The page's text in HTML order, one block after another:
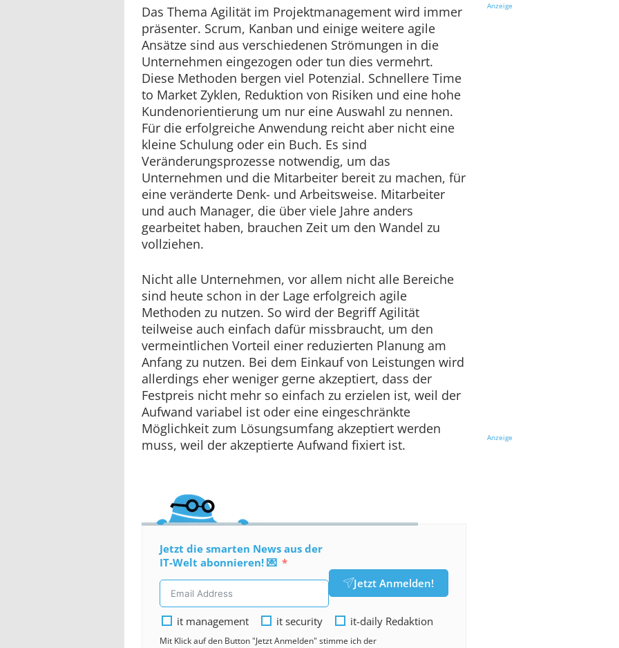
Das Thema Agilität im Projektmanagement wird immer
präsenter. Scrum, Kanban und einige weitere agile
Ansätze sind aus verschiedenen Strömungen in die
Unternehmen eingezogen oder tun dies vermehrt.
Diese Methoden bergen viel Potenzial. Schnellere Time
to Market Zyklen, Reduktion von Risiken und eine hohe
Kundenorientierung um nur eine Auswahl zu nennen.
Für die erfolgreiche Anwendung reicht aber nicht eine
kleine Schulung oder ein Buch. Es sind
Veränderungsprozesse notwendig, um das
Unternehmen und die Mitarbeiter bereit zu machen, für
eine veränderte Denk- und Arbeitsweise. Mitarbeiter
und auch Manager, die über viele Jahre anders
gearbeitet haben, brauchen Zeit um den Wandel zu
vollziehen.
Nicht alle Unternehmen, vor allem nicht alle Bereiche
sind heute schon in der Lage erfolgreich agile
Methoden zu nutzen. So wird der Begriff Agilität
teilweise auch einfach dafür missbraucht, um den
vermeintlichen Vorteil einer reduzierten Planung am
Anfang zu nutzen. Bei dem Einkauf von Leistungen wird
allerdings eher weniger gerne akzeptiert, dass der
Festpreis nicht mehr so einfach zu erzielen ist, weil der
Aufwand variabel ist oder eine eingeschränkte
Möglichkeit zum Lösungsumfang akzeptiert werden
muss, weil der akzeptierte Aufwand fixiert ist.
Jetzt die smarten News aus der
IT-Welt abonnieren! 💌
Jetzt Anmelden!
it management it security it-daily Redaktion
Mit Klick auf den Button "Jetzt Anmelden" stimme ich der
Anzeige
Anzeige